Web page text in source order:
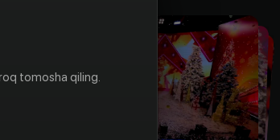
tomosha qiling.